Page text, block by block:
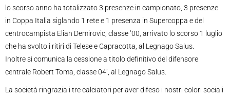
lo scorso anno ha totalizzato 3 presenze in campionato, 3 presenze
in Coppa Italia siglando 1 rete e 1 presenza in Supercoppa e del
centrocampista Elian Demirovic, classe ‘00, arrivato lo scorso 1 luglio
che ha svolto i ritiri di Telese e Capracotta, al Legnago Salus.
Inoltre si comunica la cessione a titolo definitivo del difensore
centrale Robert Toma, classe 04’, al Legnago Salus.
La società ringrazia i tre calciatori per aver difeso i nostri colori sociali